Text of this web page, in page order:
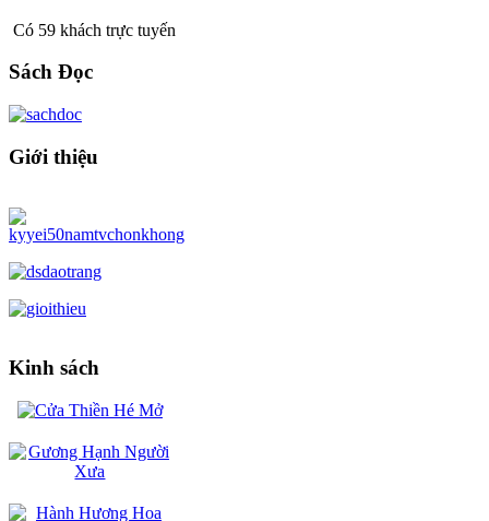
Có 59 khách trực tuyến
Sách Đọc
Giới thiệu
Kinh sách